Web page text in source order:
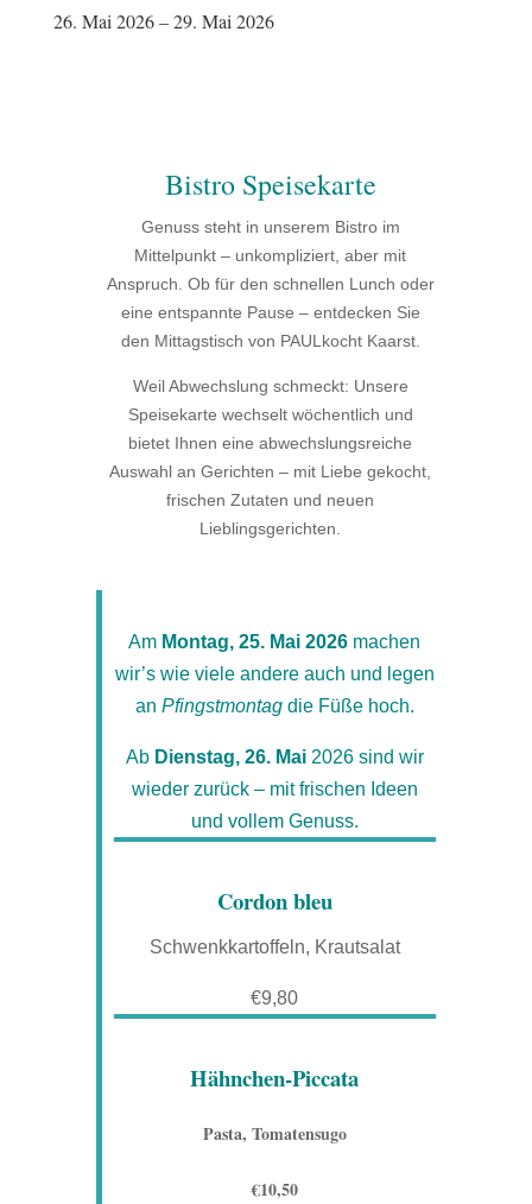
26. Mai 2026 – 29. Mai 2026
Bistro Speisekarte
Genuss steht in unserem Bistro im
Mittelpunkt – unkompliziert, aber mit
Anspruch. Ob für den schnellen Lunch oder
eine entspannte Pause – entdecken Sie
den Mittagstisch von PAULkocht Kaarst.
Weil Abwechslung schmeckt: Unsere
Speisekarte wechselt wöchentlich und
bietet Ihnen eine abwechslungsreiche
Auswahl an Gerichten – mit Liebe gekocht,
frischen Zutaten und neuen
Lieblingsgerichten.
Am Montag, 25. Mai 2026 machen
wir’s wie viele andere auch und legen
an Pfingstmontag die Füße hoch.
Ab Dienstag, 26. Mai2026 sind wir
wieder zurück – mit frischen Ideen
und vollem Genuss.
Cordon bleu
Schwenkkartoffeln, Krautsalat
€9,80
Hähnchen-Piccata
Pasta, Tomatensugo
€10,50